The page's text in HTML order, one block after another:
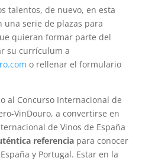
talentos, de nuevo, en esta
una serie de plazas para
quieran formar parte del
su currículum a
o rellenar el formulario
al Concurso Internacional de
VinDouro, a convertirse en
de Vinos de España
referenciapara conocer
y Portugal. Estar en la